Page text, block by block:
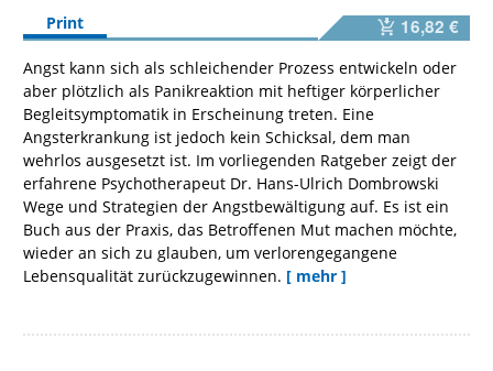
Print
16,82 €
Angst kann sich als schleichender Prozess entwickeln oder
aber plötzlich als Panikreaktion mit heftiger körperlicher
Begleitsymptomatik in Erscheinung treten. Eine
Angsterkrankung ist jedoch kein Schicksal, dem man
wehrlos ausgesetzt ist. Im vorliegenden Ratgeber zeigt der
erfahrene Psychotherapeut Dr. Hans-Ulrich Dombrowski
Wege und Strategien der Angstbewältigung auf. Es ist ein
Buch aus der Praxis, das Betroffenen Mut machen möchte,
wieder an sich zu glauben, um verlorengegangene
Lebensqualität zurückzugewinnen. [ mehr ]